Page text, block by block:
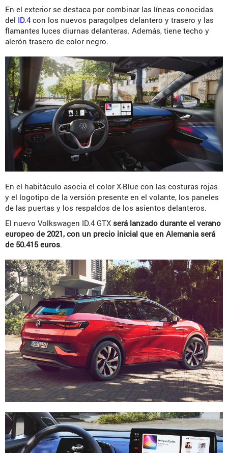
En el exterior se destaca por combinar las líneas conocidas
del ID.4con los nuevos paragolpes delantero y trasero y las
flamantes luces diurnas delanteras. Además, tiene techo y
alerón trasero de color negro.
En el habitáculo asocia el color X-Blue con las costuras rojas
y el logotipo de la versión presente en el volante, los paneles
de las puertas y los respaldos de los asientos delanteros.
El nuevo Volkswagen ID.4 GTX será lanzado durante el verano
europeo de 2021, con un precio inicial que en Alemania será
de 50.415 euros.